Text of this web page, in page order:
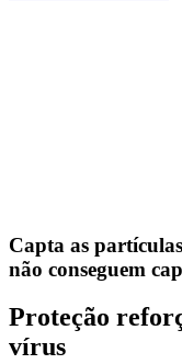
Capta as
não conseguem
Proteção
vírus